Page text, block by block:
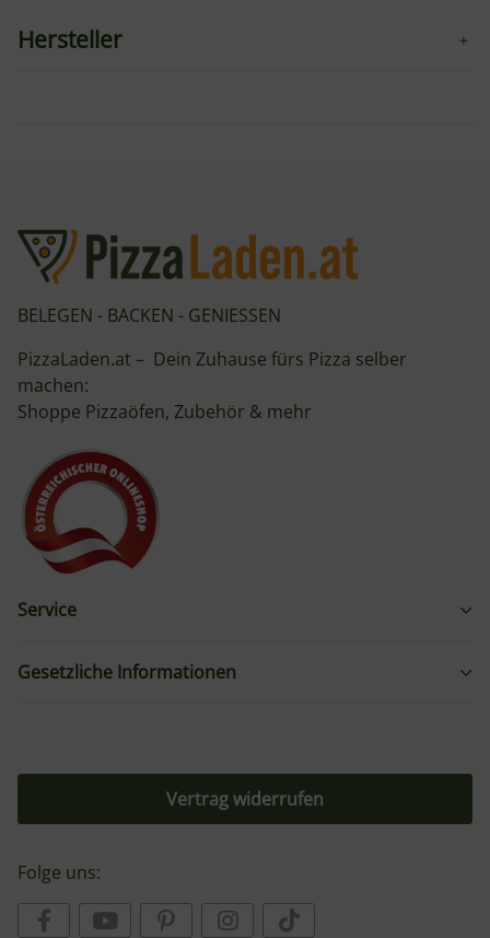
Hersteller
BELEGEN - BACKEN - GENIESSEN
PizzaLaden.at – Dein Zuhause fürs Pizza selber
machen:
Shoppe Pizzaöfen, Zubehör & mehr
Service
Gesetzliche Informationen
Vertrag widerrufen
Folge uns: